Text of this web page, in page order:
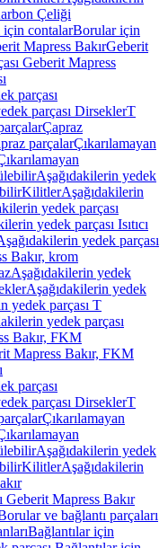
Çeliği
için contalarBorular için
Mapress BakırGeberit
Geberit Mapress
parçası
parçası DirseklerT
Çapraz
parçalarÇıkarılamayan
Aşağıdakilerin yedek
KilitlerAşağıdakilerin
yedek parçası
yedek parçası Isıtıcı
yedek parçası
Bakır, krom
Aşağıdakilerin yedek
Aşağıdakilerin yedek
yedek parçası T
yedek parçası
Bakır, FKM
Mapress Bakır, FKM
parçası
parçası DirseklerT
Çıkarılamayan
Aşağıdakilerin yedek
KilitlerAşağıdakilerin
Geberit Mapress Bakır
ve bağlantı parçaları
Bağlantılar için